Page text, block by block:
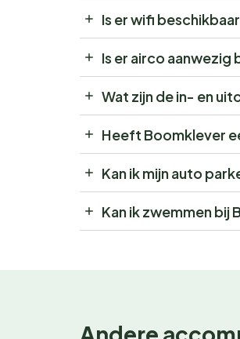
Is er wifi
Is er airco aanwezig
Wat zijn de in- en
Heeft Boomklever
Kan ik mijn auto
Kan ik zwemmen bij